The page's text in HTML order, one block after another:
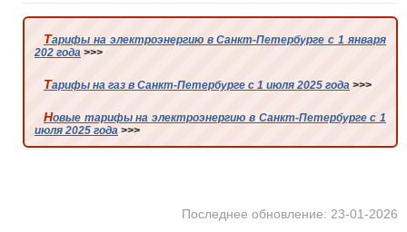
Тарифы на электроэнергию в Санкт-Петербурге с 1 января
202 года >>>
Тарифы на газ в Санкт-Петербурге с 1 июля 2025 года >>>
Новые тарифы на электроэнергию в Санкт-Петербурге с 1
июля 2025 года >>>
Последнее обновление: 23-01-2026